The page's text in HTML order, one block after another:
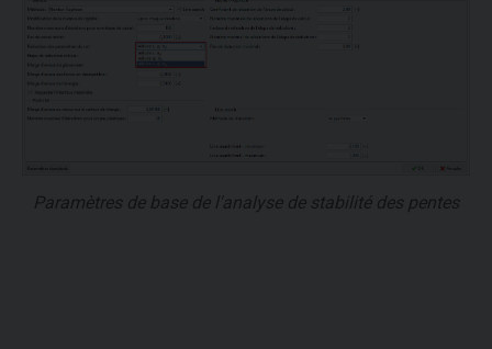
Paramètres de base de l'analyse de stabilité des pentes